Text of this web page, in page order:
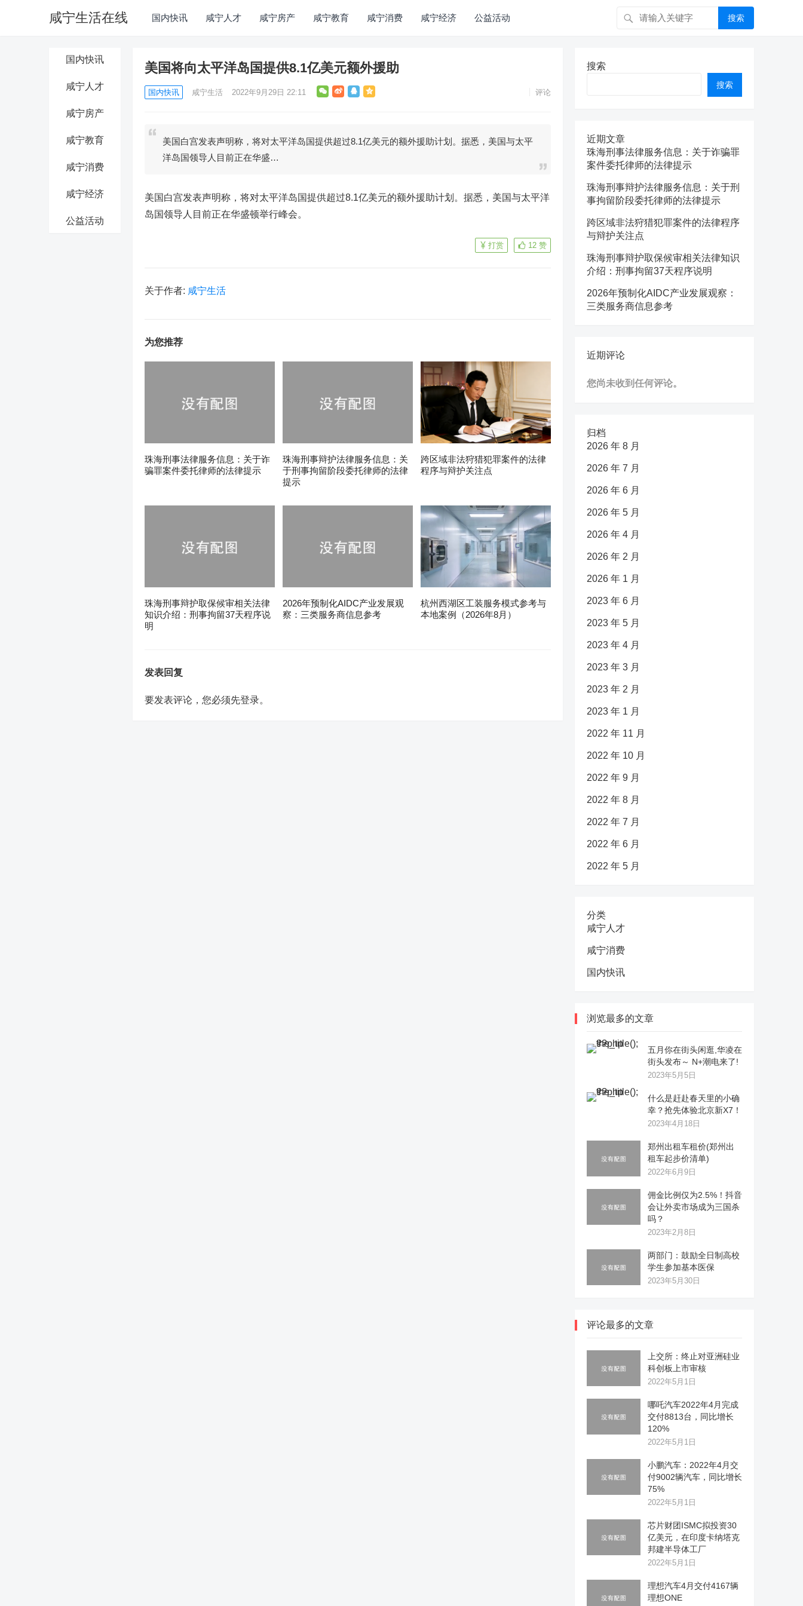
咸宁生活在线 国内快讯 咸宁人才 咸宁房产 咸宁教育 咸宁消费 咸宁经济 公益活动 搜索
国内快讯
咸宁人才
咸宁房产
咸宁教育
咸宁消费
咸宁经济
公益活动
美国将向太平洋岛国提供8.1亿美元额外援助
国内快讯 咸宁生活 2022年9月29日 22:11 评论
美国白宫发表声明称，将对太平洋岛国提供超过8.1亿美元的额外援助计划。据悉，美国与太平
洋岛国领导人目前正在华盛…
美国白宫发表声明称，将对太平洋岛国提供超过8.1亿美元的额外援助计划。据悉，美国与太平洋
岛国领导人目前正在华盛顿举行峰会。
12 赞
打赏
关于作者: 咸宁生活
为您推荐
珠海刑事法律服务信息：关于诈
骗罪案件委托律师的法律提示
珠海刑事辩护法律服务信息：关
于刑事拘留阶段委托律师的法律
提示
跨区域非法狩猎犯罪案件的法律
程序与辩护关注点
珠海刑事辩护取保候审相关法律
知识介绍：刑事拘留37天程序说
明
2026年预制化AIDC产业发展观
察：三类服务商信息参考
杭州西湖区工装服务模式参考与
本地案例（2026年8月）
发表回复
要发表评论，您必须先登录。
搜索
搜索
近期文章
珠海刑事法律服务信息：关于诈骗罪
案件委托律师的法律提示
珠海刑事辩护法律服务信息：关于刑
事拘留阶段委托律师的法律提示
跨区域非法狩猎犯罪案件的法律程序
与辩护关注点
珠海刑事辩护取保候审相关法律知识
介绍：刑事拘留37天程序说明
2026年预制化AIDC产业发展观察：
三类服务商信息参考
近期评论
您尚未收到任何评论。
归档
2026 年 8 月
2026 年 7 月
2026 年 6 月
2026 年 5 月
2026 年 4 月
2026 年 2 月
2026 年 1 月
2023 年 6 月
2023 年 5 月
2023 年 4 月
2023 年 3 月
2023 年 2 月
2023 年 1 月
2022 年 11 月
2022 年 10 月
2022 年 9 月
2022 年 8 月
2022 年 7 月
2022 年 6 月
2022 年 5 月
分类
咸宁人才
咸宁消费
国内快讯
浏览最多的文章
五月你在街头闲逛,华凌在
街头发布～ N+潮电来了!
2023年5月5日
什么是赶赴春天里的小确
幸？抢先体验北京新X7！
2023年4月18日
郑州出租车租价(郑州出
租车起步价清单)
2022年6月9日
佣金比例仅为2.5%！抖音
会让外卖市场成为三国杀
吗？
2023年2月8日
两部门：鼓励全日制高校
学生参加基本医保
2023年5月30日
评论最多的文章
上交所：终止对亚洲硅业
科创板上市审核
2022年5月1日
哪吒汽车2022年4月完成
交付8813台，同比增长
120%
2022年5月1日
小鹏汽车：2022年4月交
付9002辆汽车，同比增长
75%
2022年5月1日
芯片财团ISMC拟投资30
亿美元，在印度卡纳塔克
邦建半导体工厂
2022年5月1日
理想汽车4月交付4167辆
理想ONE